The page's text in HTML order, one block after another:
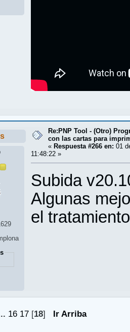
Re:PNP Tool - (Otro)
con las cartas para
« Respuesta #266 en: 01
11:48:22 »
Subida
Algunas
el
16 17 [18] Ir Arriba